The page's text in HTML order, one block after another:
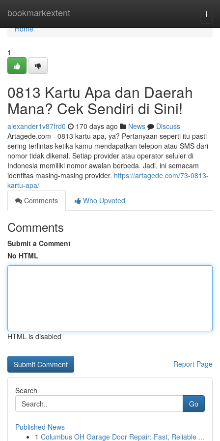
bookmarkextent
Home
Home
1
0813 Kartu Apa dan Daerah
Mana? Cek Sendiri di Sini!
alexander1v87frd0 170 days ago News
Discuss
Artagede.com - 0813 kartu apa, ya? Pertanyaan seperti itu pasti
sering terlintas ketika kamu mendapatkan telepon atau SMS dari
nomor tidak dikenal. Setiap provider atau operator seluler di
Indonesia memiliki nomor awalan berbeda. Jadi, ini semacam
identitas masing-masing provider. https://artagede.com/73-0813-
kartu-apa/
Comments
Who Upvoted
Comments
Submit a Comment
No HTML
HTML is disabled
Report Page
Search
Go
Published News
1 Columbus OH Garage Door Repair: Fast, Reliable ...